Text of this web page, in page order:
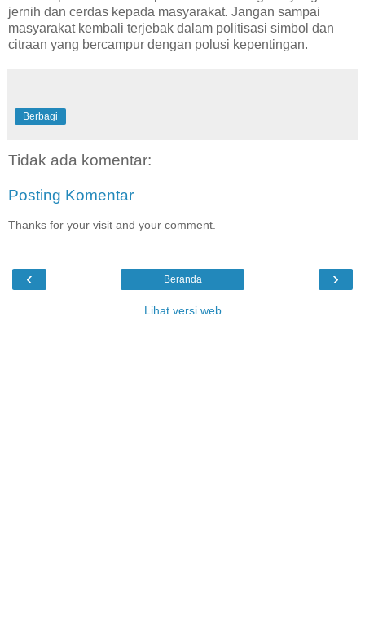
jernih dan cerdas kepada masyarakat. Jangan sampai
masyarakat kembali terjebak dalam politisasi simbol dan
citraan yang bercampur dengan polusi kepentingan.
Berbagi
Tidak ada komentar:
Posting Komentar
Thanks for your visit and your comment.
‹ ›
Beranda
Lihat versi web